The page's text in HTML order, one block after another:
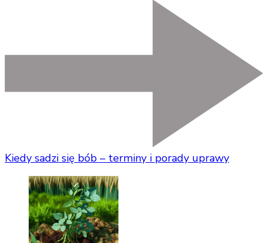
Kiedy sadzi się bób – terminy i porady uprawy